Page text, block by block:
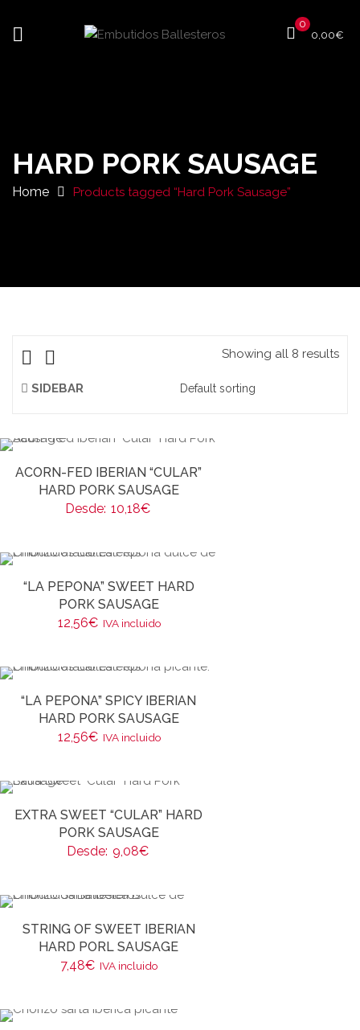
0
0,00€
HARD PORK SAUSAGE
Home Products tagged “Hard Pork Sausage”
Showing all 8 results
SIDEBAR
ACORN-FED IBERIAN “CULAR”
HARD PORK SAUSAGE
Desde: 10,18€
“LA PEPONA” SWEET HARD
PORK SAUSAGE
12,56€ IVA incluido
“LA PEPONA” SPICY IBERIAN
HARD PORK SAUSAGE
12,56€ IVA incluido
EXTRA SWEET “CULAR” HARD
PORK SAUSAGE
Desde: 9,08€
STRING OF SWEET IBERIAN
HARD PORL SAUSAGE
7,48€ IVA incluido